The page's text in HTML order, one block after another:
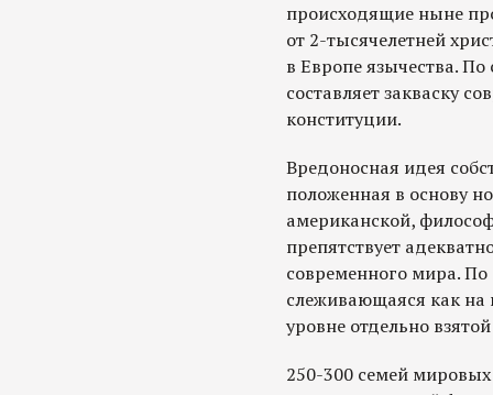
происходящие ныне
от 2-тысячелетней
в Европе язычества.
составляет закваску
конституции.
Вредоносная идея
положенная в основу
американской,
препятствует
современного мира. По
слеживающаяся как на
уровне отдельно
250-300 семей